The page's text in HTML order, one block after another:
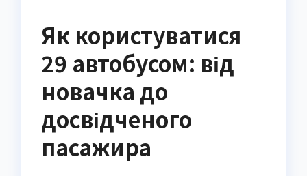
Як користуватися
29 автобусом: від
новачка до
досвідченого
пасажира